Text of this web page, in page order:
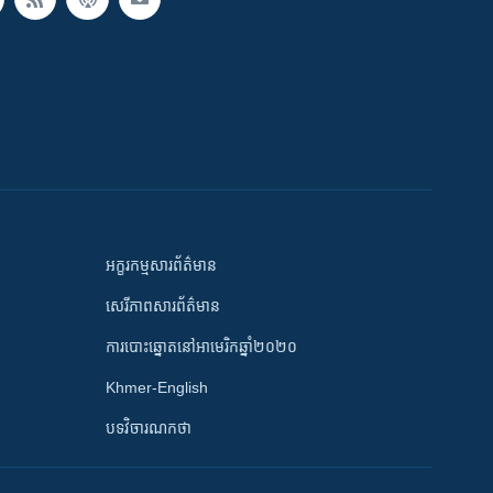
អក្ខរកម្មសារព័ត៌មាន
សេរីភាពសារព័ត៌មាន
ការបោះឆ្នោតនៅអាមេរិកឆ្នាំ២០២០
Khmer-English
បទវិចារណកថា